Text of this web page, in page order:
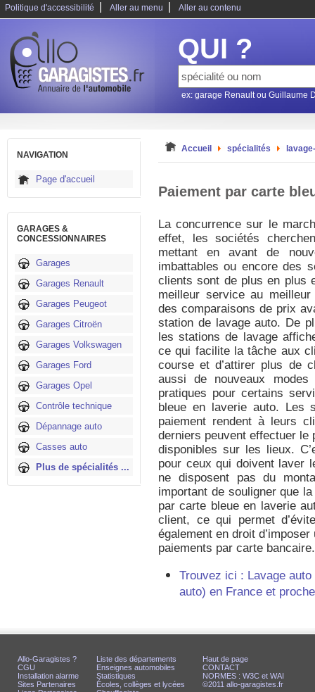
Politique d'accessibilité Aller au menu Aller au contenu
QUI ?
ex: garage Renault ou Guillaume
NAVIGATION
Page d'accueil
GARAGES &
CONCESSIONNAIRES
Garages
Garages Renault
Garages Peugeot
Garages Citroën
Garages Volkswagen
Garages Ford
Garages Opel
Contrôle technique
Dépannage auto
Casses auto
Plus de spécialités ...
Accueil spécialités
Paiement par carte
La concurrence sur le
effet, les sociétés
mettant en avant de
imbattables ou encore des
clients sont de plus en plus
meilleur service au
des comparaisons de prix
station de lavage auto. De
les stations de lavage
ce qui facilite la tâche aux
course et d’attirer plus de
aussi de nouveaux
pratiques pour certains
bleue en laverie auto. Les
paiement rendent à leurs
derniers peuvent effectuer le
disponibles sur les lieux.
pour ceux qui doivent laver
ne disposent pas du
important de souligner que
par carte bleue en laverie
client, ce qui permet
également en droit
paiements par carte bancaire.
Trouvez ici : Lavage
auto) en France et
Allo-Garagistes ?
CGU
Installation alarme
Sites Partenaires
Liste des départements
Enseignes automobiles
Statistiques
Écoles, collèges et lycées
Haut de page
CONTACT
NORMES : W3C et WAI
©2011 allo-garagistes.fr